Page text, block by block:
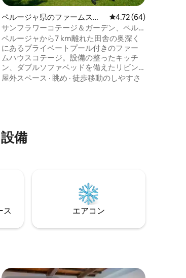
、5つ星中4.98つ星の平均評価
ペルージャ県のファームステ
イ
レビュー64件、5つ
4.72 (64)
サンフラワーコテージ＆ガーデン、ペル
ージャから7km
ペルージャから7 km離れた田舎の奥深く
にあるプライベートプール付きのファー
ムハウスコテージ。設備の整ったキッチ
ン、ダブルソファベッドを備えたリビン
グルーム、ダブルベッドルーム1室+リク
ッドまたはベビーベッドを追加すること
ができます。犬は歓迎しますが、猫は歓
屋外スペース · 眺め · 徒歩移動のしやすさ
備
ス エアコン